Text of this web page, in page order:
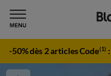
-50% dès 2 articles Code(1) :